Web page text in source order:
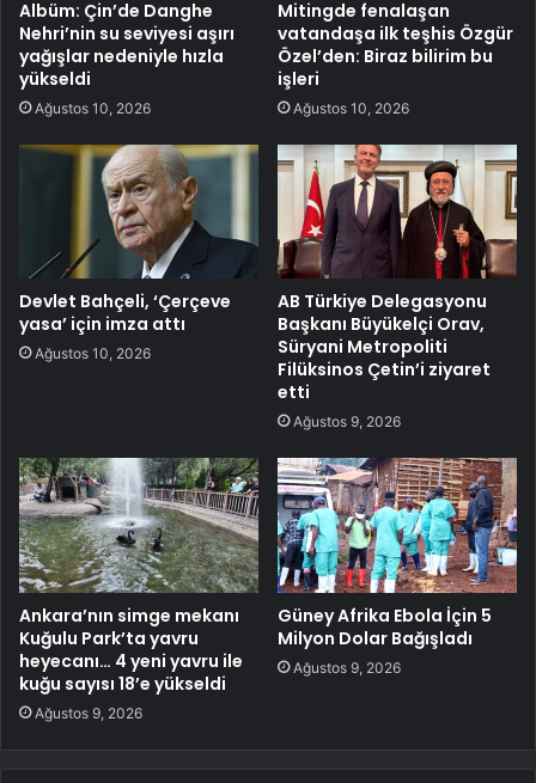
Albüm: Çin’de Danghe
Nehri’nin su seviyesi aşırı
yağışlar nedeniyle hızla
yükseldi
Ağustos 10, 2026
Mitingde fenalaşan
vatandaşa ilk teşhis Özgür
Özel’den: Biraz bilirim bu
işleri
Ağustos 10, 2026
Devlet Bahçeli, ‘Çerçeve
yasa’ için imza attı
Ağustos 10, 2026
AB Türkiye Delegasyonu
Başkanı Büyükelçi Orav,
Süryani Metropoliti
Filüksinos Çetin’i ziyaret
etti
Ağustos 9, 2026
Ankara’nın simge mekanı
Kuğulu Park’ta yavru
heyecanı… 4 yeni yavru ile
kuğu sayısı 18’e yükseldi
Ağustos 9, 2026
Güney Afrika Ebola İçin 5
Milyon Dolar Bağışladı
Ağustos 9, 2026